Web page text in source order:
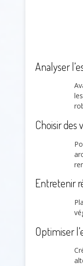
Analyser
Choisir des
Entretenir
Optimiser